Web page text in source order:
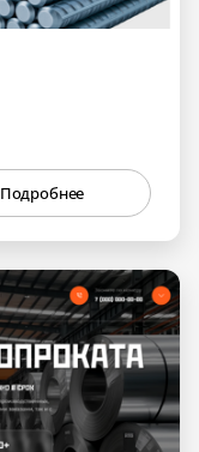
Подробнее